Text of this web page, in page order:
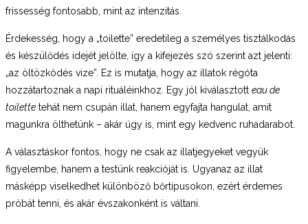
frissesség fontosabb, mint az intenzitás.
Érdekesség, hogy a „toilette” eredetileg a személyes tisztálkodás
és készülődés idejét jelölte, így a kifejezés szó szerint azt jelenti:
„az öltözködés vize”. Ez is mutatja, hogy az illatok régóta
hozzátartoznak a napi rituáléinkhoz. Egy jól kiválasztott eau de
toilette tehát nem csupán illat, hanem egyfajta hangulat, amit
magunkra ölthetünk – akár úgy is, mint egy kedvenc ruhadarabot.
A választáskor fontos, hogy ne csak az illatjegyeket vegyük
figyelembe, hanem a testünk reakcióját is. Ugyanaz az illat
másképp viselkedhet különböző bőrtípusokon, ezért érdemes
próbát tenni, és akár évszakonként is váltani.